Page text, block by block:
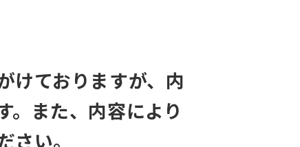
けておりますが、内
。また、内容により
い。